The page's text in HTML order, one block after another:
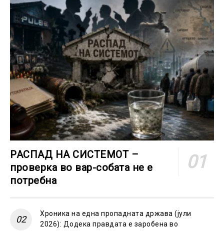
РАСПАД НА СИСТЕМОТ –
проверка во вар-собата не е
потребна
Хроника на една пропадната држава (јули
2026): Додека правдата е заробена во